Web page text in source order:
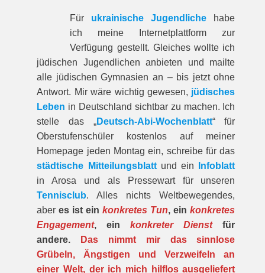
Für ukrainische Jugendliche habe
ich meine Internetplattform zur
Verfügung gestellt. Gleiches wollte ich
jüdischen Jugendlichen anbieten und mailte
alle jüdischen Gymnasien an – bis jetzt ohne
Antwort. Mir wäre wichtig gewesen, jüdisches
Leben in Deutschland sichtbar zu machen. Ich
stelle das „Deutsch-Abi-Wochenblatt“ für
Oberstufenschüler kostenlos auf meiner
Homepage jeden Montag ein, schreibe für das
städtische Mitteilungsblattund ein
Infoblatt
in Arosa und als Pressewart für unseren
Tennisclub. Alles nichts Weltbewegendes,
aberes ist einkonkretes Tun, einkonkretes
Engagement, einkonkreter Dienstfür
andere.
Das nimmt mir das sinnlose
Grübeln, Ängstigen und Verzweifeln an
einer Welt, der ich mich hilflos ausgeliefert